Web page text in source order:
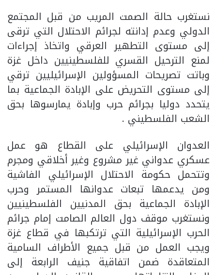
نستغرب حالة الصمت المريب من قبل المجتمع
الدولي وعدم إدانته لجرائم الاحتلال التي ترقى
إلى مستوى التطهير العرقي واتخاذ إجراءات
لمنع الترحيل القسري للفلسطينيين داخل غزة
وباتت تصريحات المسؤولين الإسرائيليين ترقي
إلى مستوى التحريض على الإبادة الجماعية بما
يتحدد دوليا بجرائم حرب وإبادة يمارسوها بحق
الشعب الفلسطيني .
العدوان الإسرائيلي على القطاع هو عمل
عسكري عدواني غير مشروع وغير أخلاقي ومجرم
وتتحمل حكومة الاحتلال الإسرائيلي الفاشية
ومن يدعمها تبعات عدوانها المستمر وحرب
الإبادة الجماعية بحق المدنيين الفلسطينيين
ونستغرب موقف دول العالم الصامت إمام جرائم
الحرب الإسرائيلية التي ترتكبها في قطاع غزة
ويجب العمل من قبل جميع الأطراف السامية
المتعاقدة ضمن اتفاقية جنيف الرابعة إلى